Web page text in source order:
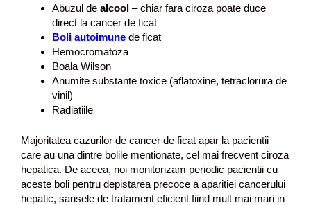
Abuzul de alcool – chiar fara ciroza poate duce
direct la cancer de ficat
Boli autoimune de ficat
Hemocromatoza
Boala Wilson
Anumite substante toxice (aflatoxine, tetraclorura de
vinil)
Radiatiile
Majoritatea cazurilor de cancer de ficat apar la pacientii
care au una dintre bolile mentionate, cel mai frecvent ciroza
hepatica. De aceea, noi monitorizam periodic pacientii cu
aceste boli pentru depistarea precoce a aparitiei cancerului
hepatic, sansele de tratament eficient fiind mult mai mari in